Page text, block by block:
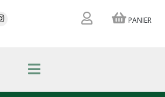
PANIER